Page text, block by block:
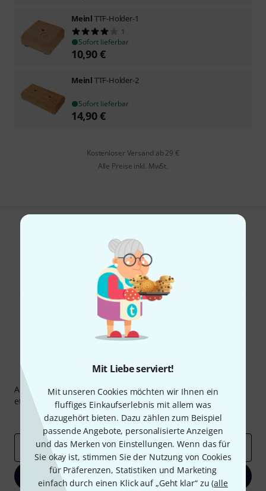
Mit Liebe serviert!
Mit unseren Cookies möchten wir Ihnen ein
fluffiges Einkaufserlebnis mit allem was
dazugehört bieten. Dazu zählen zum Beispiel
passende Angebote, personalisierte Anzeigen
und das Merken von Einstellungen. Wenn das für
Sie okay ist, stimmen Sie der Nutzung von Cookies
für Präferenzen, Statistiken und Marketing
einfach durch einen Klick auf „Geht klar“ zu (alle
Meinl TTF-Holder-1
1
Sofort lieferbar
10,90€
Meinl TTF-Holder-2
Sofort lieferbar
14,90€
Kostenloser Versand ab 29 €
Alle Preise inkl. MwSt.
Gefällt Ihnen, was Sie sehen?
Hilfe & Feedback
Thomann Newsletter
Abonniere den Thomann Newsletter und gewinne mit
etwas Glück einen von50 Gutscheinenüber jeweils
Inspirierende Beiträge
Deals Thomann Insights
E-Mail-Adresse*
Jetzt anmelden